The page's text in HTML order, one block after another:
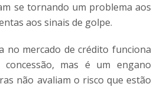
se tornando um problema aos
aos sinais de golpe.
no mercado de crédito funciona
mas é um engano
não avaliam o risco que estão